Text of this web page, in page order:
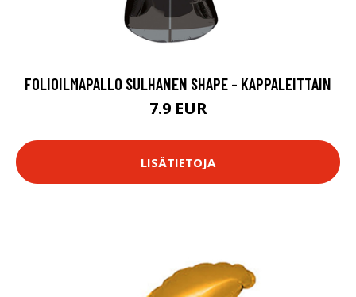
FOLIOILMAPALLO SULHANEN SHAPE - KAPPALEITTAIN
7.9 EUR
LISÄTIETOJA